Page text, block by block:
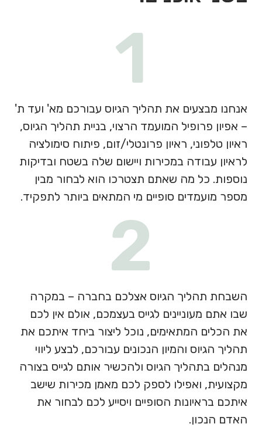
1
אנחנו מבצעים את תהליך הגיוס עבורכם מא' ועד ת'
– אפיון פרופיל המועמד הרצוי, בניית תהליך הגיוס,
ראיון טלפוני, ראיון פרונטלי/זום, פיתוח סימולציה
לראיון עבודה במכירות ויישום שלה בשטח ובדיקות
נוספות. כל מה שאתם תצטרכו הוא לבחור מבין
מספר מועמדים סופיים מי המתאים ביותר לתפקיד.
2
השבחת תהליך הגיוס אצלכם בחברה – במקרה
שבו אתם מעוניינים לגייס בעצמכם, אולם אין לכם
את הכלים המתאימים, נוכל ליצור ביחד איתכם את
תהליך הגיוס והמיון הנכונים עבורכם, לבצע ליווי
מנהלים בתהליך הגיוס ולהכשיר אותם לגייס בצורה
מקצועית, ואפילו לספק לכם מאמן מכירות שישב
איתכם בראיונות הסופיים ויסייע לכם לבחור את
האדם הנכון.